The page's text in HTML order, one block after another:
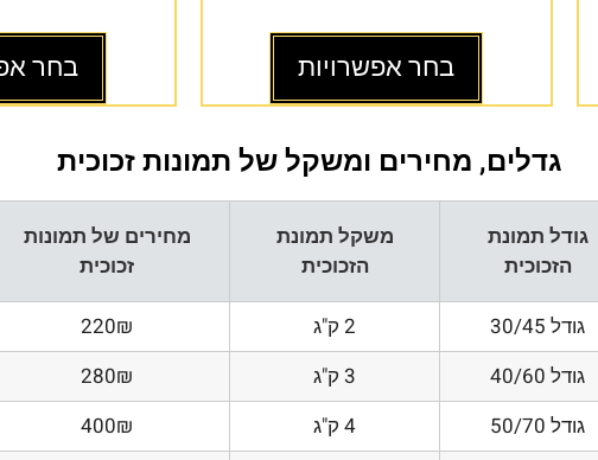
בחר אפשרויות בחר
גדלים, מחירים ומשקל של תמונות זכוכית
גודל תמונת
הזכוכית
משקל תמונת
הזכוכית
מחירים של תמונות
זכוכית
גודל 30/45 2 ק"ג
220₪
גודל 40/60
3 ק"ג
280₪
גודל 50/70
4 ק"ג
400₪